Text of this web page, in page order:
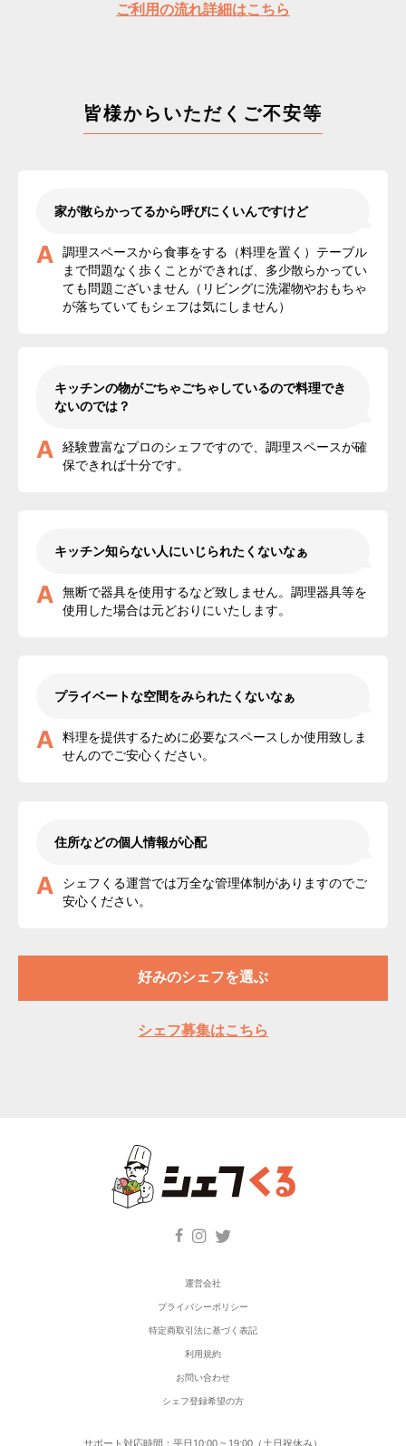
ご利用の流れ詳細はこちら
皆様からいただくご不安等
家が散らかってるから呼びにくいんですけど
A
調理スペースから食事をする（料理を置く）テーブル
まで問題なく歩くことができれば、多少散らかってい
ても問題ございません（リビングに洗濯物やおもちゃ
が落ちていてもシェフは気にしません）
キッチンの物がごちゃごちゃしているので料理でき
ないのでは？
A
経験豊富なプロのシェフですので、調理スペースが確
保できれば十分です。
キッチン知らない人にいじられたくないなぁ
A
無断で器具を使用するなど致しません。調理器具等を
使用した場合は元どおりにいたします。
プライベートな空間をみられたくないなぁ
A
料理を提供するために必要なスペースしか使用致しま
せんのでご安心ください。
住所などの個人情報が心配
A
シェフくる運営では万全な管理体制がありますのでご
安心ください。
好みのシェフを選ぶ
シェフ募集はこちら
運営会社
プライバシーポリシー
特定商取引法に基づく表記
利用規約
お問い合わせ
シェフ登録希望の方
サポート対応時間：平日10:00 ~ 19:00（土日祝休み）